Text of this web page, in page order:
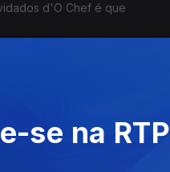
d'O Chef é que
missão do chef Zé
gerações.
se na RTP